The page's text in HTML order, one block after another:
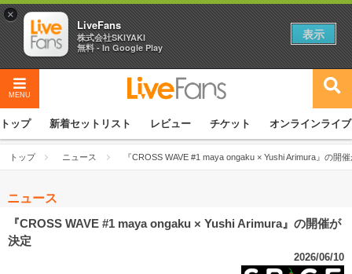
MENU
トップ 新着セットリスト レビュー チケット オンラインライブ
トップ ニュース 『CROSS WAVE #1 maya ongaku × Yushi Arimura』の開
ニュース
『CROSS WAVE #1 maya ongaku × Yushi Arimura』の開催が
決定
2026/06/10
×
LiveFans
株式会社SKIYAKI
無料 - In Google Play
表示